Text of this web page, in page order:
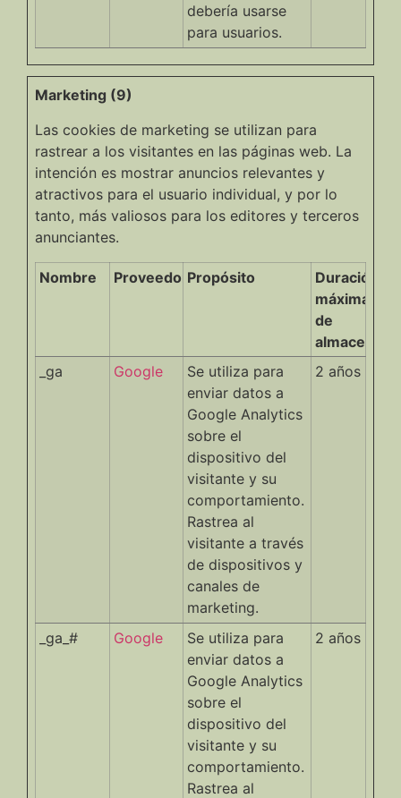
debería usarse
para usuarios.
Marketing (9)
Las cookies de marketing se utilizan para
rastrear a los visitantes en las páginas web. La
intención es mostrar anuncios relevantes y
atractivos para el usuario individual, y por lo
tanto, más valiosos para los editores y terceros
anunciantes.
Nombre Proveedor Propósito
Duración
máxima
de
_ga
Google
Se utiliza para
enviar datos a
Google Analytics
sobre el
dispositivo del
visitante y su
comportamiento.
Rastrea al
visitante a través
de dispositivos y
canales de
marketing.
2 años
_ga_# Google
Se utiliza para
enviar datos a
Google Analytics
sobre el
dispositivo del
visitante y su
comportamiento.
Rastrea al
2 años